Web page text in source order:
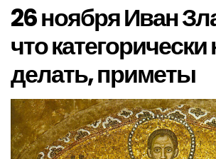
26 ноября Иван
что
делать, приметы